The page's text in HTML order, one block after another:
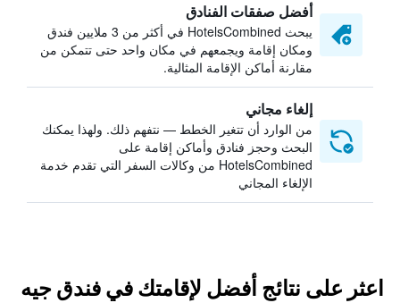
أفضل صفقات الفنادق
يبحث HotelsCombined في أكثر من 3 ملايين فندق
ومكان إقامة ويجمعهم في مكان واحد حتى تتمكن من
مقارنة أماكن الإقامة المثالية.
إلغاء مجاني
من الوارد أن تتغير الخطط — نتفهم ذلك. ولهذا يمكنك
البحث وحجز فنادق وأماكن إقامة على
HotelsCombined من وكالات السفر التي تقدم خدمة
الإلغاء المجاني
اعثر على نتائج أفضل لإقامتك في فندق جيه